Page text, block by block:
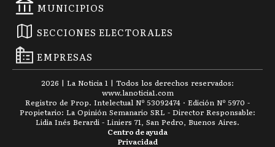
MUNICIPIOS
SECCIONES ELECTORALES
EMPRESAS
2026 | La Noticia 1 | Todos los derechos reservados:
www.lanoticia1.com
Registro de Prop. Intelectual Nº 53092474 · Edición Nº 5970 -
Propietario: La Opinión Semanario SRL - Director Responsable:
Lidia Inés Berardi - Liniers 71, San Pedro, Buenos Aires.
Privacidad
Centro de ayuda